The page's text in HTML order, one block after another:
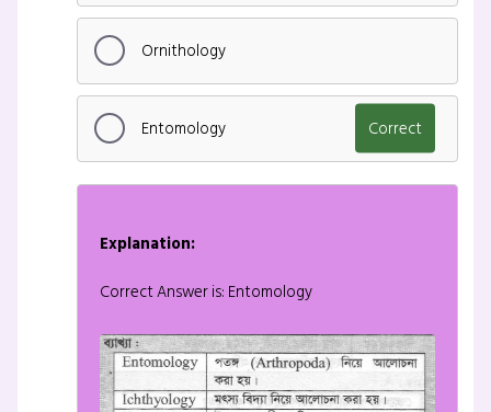
Ornithology
Entomology Correct
Explanation:
Correct Answer is: Entomology